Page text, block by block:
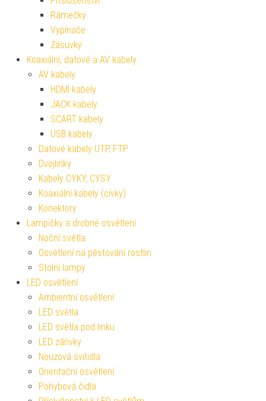
Rámečky
Vypínače
Zásuvky
Koaxiální, datové a AV kabely
AV kabely
HDMI kabely
JACK kabely
SCART kabely
USB kabely
Datové kabely UTP, FTP
Dvojlinky
Kabely CYKY, CYSY
Koaxiální kabely (cívky)
Konektory
Lampičky a drobné osvětlení
Noční světla
Osvětlení na pěstování rostlin
Stolní lampy
LED osvětlení
Ambientní osvětlení
LED světla
LED světla pod linku
LED zářivky
Nouzová svítidla
Orientační osvětlení
Pohybová čidla